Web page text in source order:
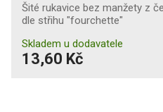
Šité rukavice bez manžety z
dle střihu "fourchette"
Skladem u dodavatele
13,60 Kč